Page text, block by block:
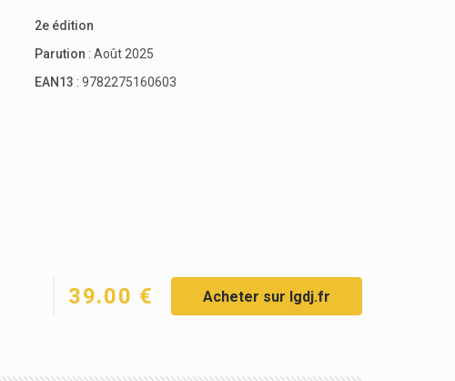
2e édition
Parution : Août 2025
EAN13 : 9782275160603
39.00 € Acheter sur lgdj.fr